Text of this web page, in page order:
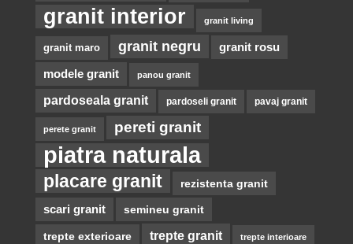
granit interior granit living
granit maro granit negru granit rosu
modele granit panou granit
pardoseala granit pardoseli granit pavaj granit
perete granit pereti granit
piatra naturala
placare granit rezistenta granit
scari granit semineu granit
trepte exterioare trepte granit trepte interioare